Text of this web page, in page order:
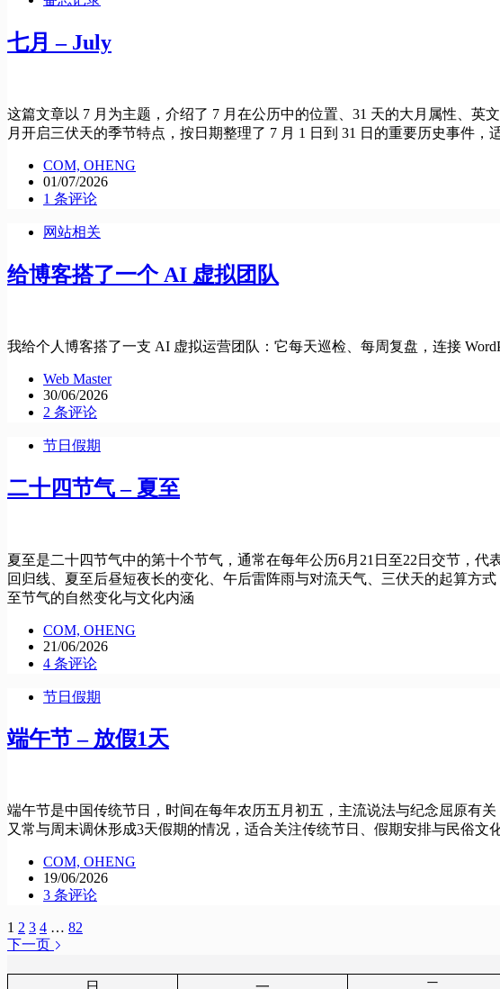
七月 – July
这篇文章以 7 月为主题，介绍了 7 月在公历中的位置、31 天的大月属性、
月开启三伏天的季节特点，按日期整理了 7 月 1 日到 31 日的重要历史事件，
COM, OHENG
01/07/2026
1 条评论
网站相关
给博客搭了一个 AI 虚拟团队
我给个人博客搭了一支 AI 虚拟运营团队：它每天巡检、每周复盘，连接
Web Master
30/06/2026
2 条评论
节日假期
二十四节气 – 夏至
夏至是二十四节气中的第十个节气，通常在每年公历6月21日至22日交节，
回归线、夏至后昼短夜长的变化、午后雷阵雨与对流天气、三伏天的起算方
至节气的自然变化与文化内涵
COM, OHENG
21/06/2026
4 条评论
节日假期
端午节 – 放假1天
端午节是中国传统节日，时间在每年农历五月初五，主流说法与纪念屈原有
又常与周末调休形成3天假期的情况，适合关注传统节日、假期安排与民俗文
COM, OHENG
19/06/2026
3 条评论
1 2 3 4 … 82
下一页